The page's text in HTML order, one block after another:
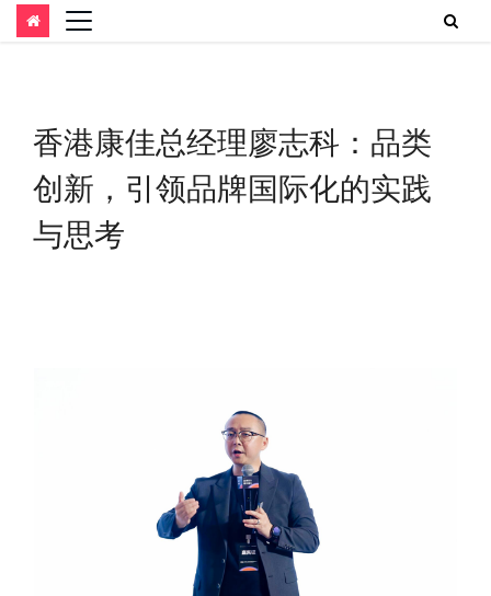
香港康佳总经理廖志科：品类
创新，引领品牌国际化的实践
与思考